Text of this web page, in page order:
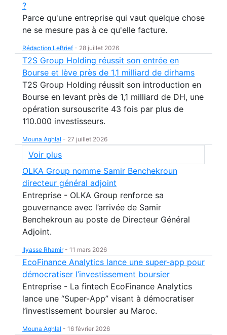
?
Parce qu'une entreprise qui vaut quelque chose
ne se mesure pas à ce qu'elle facture.
Rédaction LeBrief - 28 juillet 2026
T2S Group Holding réussit son entrée en
Bourse et lève près de 1,1 milliard de dirhams
T2S Group Holding réussit son introduction en
Bourse en levant près de 1,1 milliard de DH, une
opération sursouscrite 43 fois par plus de
110.000 investisseurs.
Mouna Aghlal - 27 juillet 2026
Voir plus
OLKA Group nomme Samir Benchekroun
directeur général adjoint
Entreprise - OLKA Group renforce sa
gouvernance avec l’arrivée de Samir
Benchekroun au poste de Directeur Général
Adjoint.
Ilyasse Rhamir- 11 mars 2026
EcoFinance Analytics lance une super-app pour
démocratiser l’investissement boursier
Entreprise - La fintech EcoFinance Analytics
lance une “Super-App” visant à démocratiser
l’investissement boursier au Maroc.
Mouna Aghlal - 16 février 2026